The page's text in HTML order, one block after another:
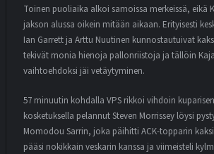
Toinen puoliaika alkoi samoissa merkeissä, eikä
jakson alussa oikein mitään aikaan. Erityisesti
Ian Garrett ja Arttu Nuutinen kunnostautuivat
tekivät monia hienoja pallonriistoja ja tällöin
vaihtoehdoksi jäi vetäytyminen.
57 minuutin kohdalla VPS rikkoi vihdoin
kosketuksella pelannut Steven Morrissey löysi
Momodou Sarrin, joka päihitti ACK-topparin
pääsi nokikkain veskarin kanssa ja viimeisteli